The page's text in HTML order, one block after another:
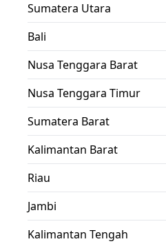
Sumatera Utara
Bali
Nusa Tenggara Barat
Nusa Tenggara Timur
Sumatera Barat
Kalimantan Barat
Riau
Jambi
Kalimantan Tengah